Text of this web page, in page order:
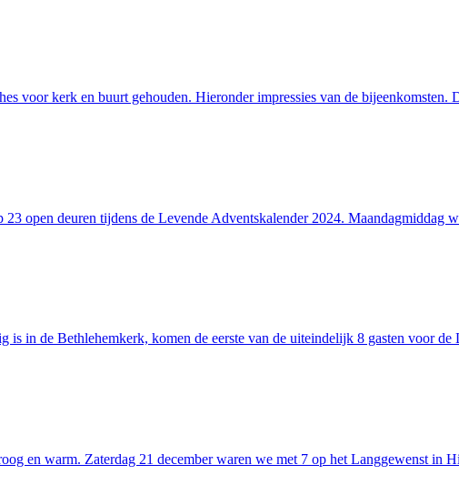
voor kerk en buurt gehouden. Hieronder impressies van de
open deuren tijdens de Levende Adventskalender 2024. Maandagmiddag
is in de Bethlehemkerk, komen de eerste van de uiteindelijk 8 gasten voor
en warm. Zaterdag 21 december waren we met 7 op het Langgewenst in